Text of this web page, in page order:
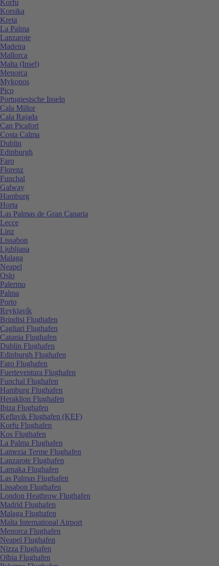
Korfu
Korsika
Kreta
La Palma
Lanzarote
Madeira
Mallorca
Malta (Insel)
Menorca
Mykonos
Pico
Portugiesische Inseln
Cala Millor
Cala Rajada
Can Picafort
Costa Calma
Dublin
Edinburgh
Faro
Florenz
Funchal
Galway
Hamburg
Horta
Las Palmas de Gran Canaria
Lecce
Linz
Lissabon
Ljubljana
Malaga
Neapel
Oslo
Palermo
Palma
Porto
Reykjavík
Brindisi Flughafen
Cagliari Flughafen
Catania Flughafen
Dublin Flughafen
Edinburgh Flughafen
Faro Flughafen
Fuerteventura Flughafen
Funchal Flughafen
Hamburg Flughafen
Heraklion Flughafen
Ibiza Flughafen
Keflavik Flughafen (KEF)
Korfu Flughafen
Kos Flughafen
La Palma Flughafen
Lamezia Terme Flughafen
Lanzarote Flughafen
Larnaka Flughafen
Las Palmas Flughafen
Lissabon Flughafen
London Heathrow Flughafen
Madrid Flughafen
Malaga Flughafen
Malta International Airport
Menorca Flughafen
Neapel Flughafen
Nizza Flughafen
Olbia Flughafen